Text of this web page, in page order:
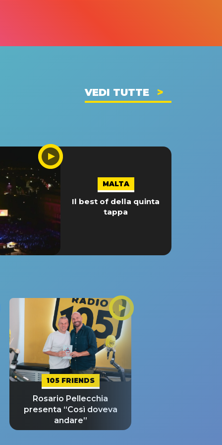
VEDI TUTTE
MALTA
Il best of della quinta
tappa
105 FRIENDS
Rosario Pellecchia
presenta “Così doveva
andare”